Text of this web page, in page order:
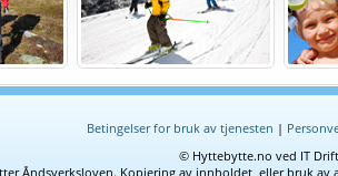
Betingelser for bruk av tjenesten |
© Hyttebytte.no ved IT
Åndsverksloven. Kopiering av innholdet, eller bruk